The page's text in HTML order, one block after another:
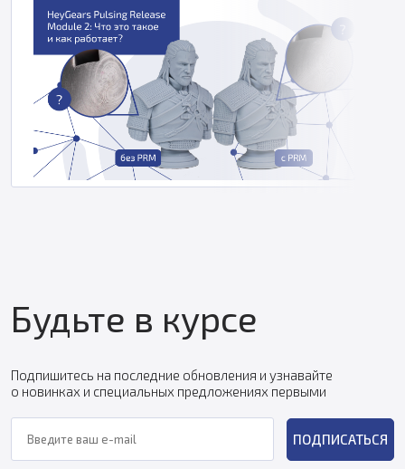
Будьте в курсе
Подпишитесь на последние обновления и узнавайте
о новинках и специальных предложениях первыми
ПОДПИСАТЬСЯ